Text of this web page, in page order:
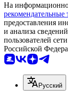
На
рекомендательные
предоставления
и анализа
пользователей
Российской
Русский